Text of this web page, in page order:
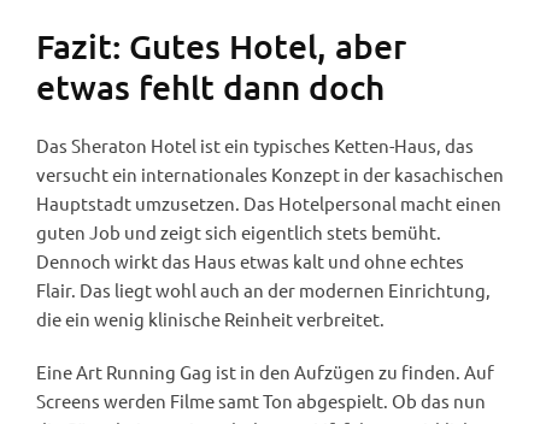
Fazit: Gutes Hotel, aber
etwas fehlt dann doch
Das Sheraton Hotel ist ein typisches Ketten-Haus, das
versucht ein internationales Konzept in der kasachischen
Hauptstadt umzusetzen. Das Hotelpersonal macht einen
guten Job und zeigt sich eigentlich stets bemüht.
Dennoch wirkt das Haus etwas kalt und ohne echtes
Flair. Das liegt wohl auch an der modernen Einrichtung,
die ein wenig klinische Reinheit verbreitet.
Eine Art Running Gag ist in den Aufzügen zu finden. Auf
Screens werden Filme samt Ton abgespielt. Ob das nun